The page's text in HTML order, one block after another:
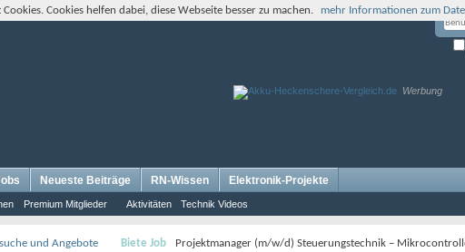
Werbung
Premium Mitglieder Aktivitäten Technik Videos
Neueste Beiträge RN-Wissen Elektronik-Projekte
und Angebote Biete Job
Projektmanager (m/w/d) Steuerungstechnik –
Cookies helfen dabei, diese Webseite besser zu machen. mehr Informationen zum